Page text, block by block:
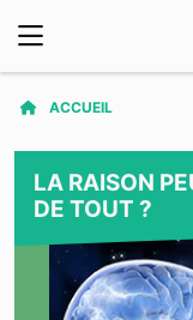
ACCUEIL
LA RAISON
DE TOUT ?